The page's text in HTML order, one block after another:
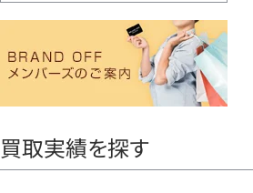
ヤ
買取実績を探す